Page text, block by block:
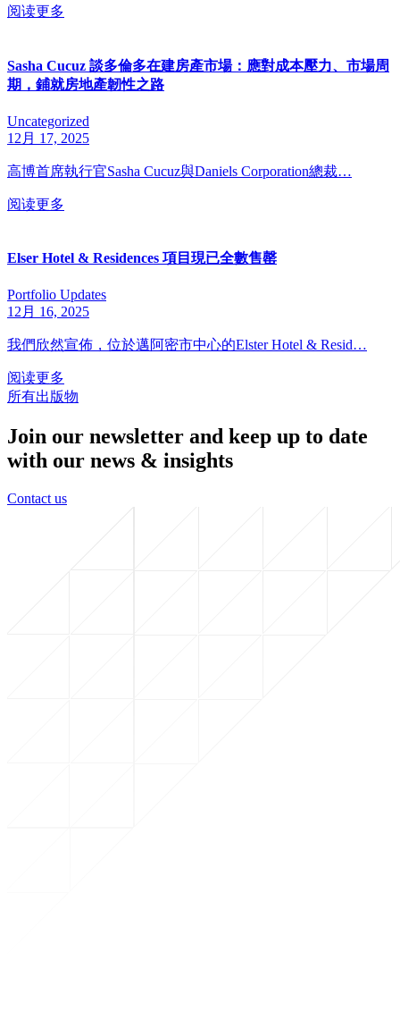
阅读更多
Sasha Cucuz 談多倫多在建房產市場：應對成本壓力、市場周
期，鋪就房地產韌性之路
Uncategorized
12月 17, 2025
高博首席執行官Sasha Cucuz與Daniels Corporation總裁…
阅读更多
Elser Hotel & Residences 項目現已全數售罄
Portfolio Updates
12月 16, 2025
我們欣然宣佈，位於邁阿密市中心的Elster Hotel & Resid…
阅读更多
所有出版物
Join our newsletter and keep up to date
with our news & insights
Contact us